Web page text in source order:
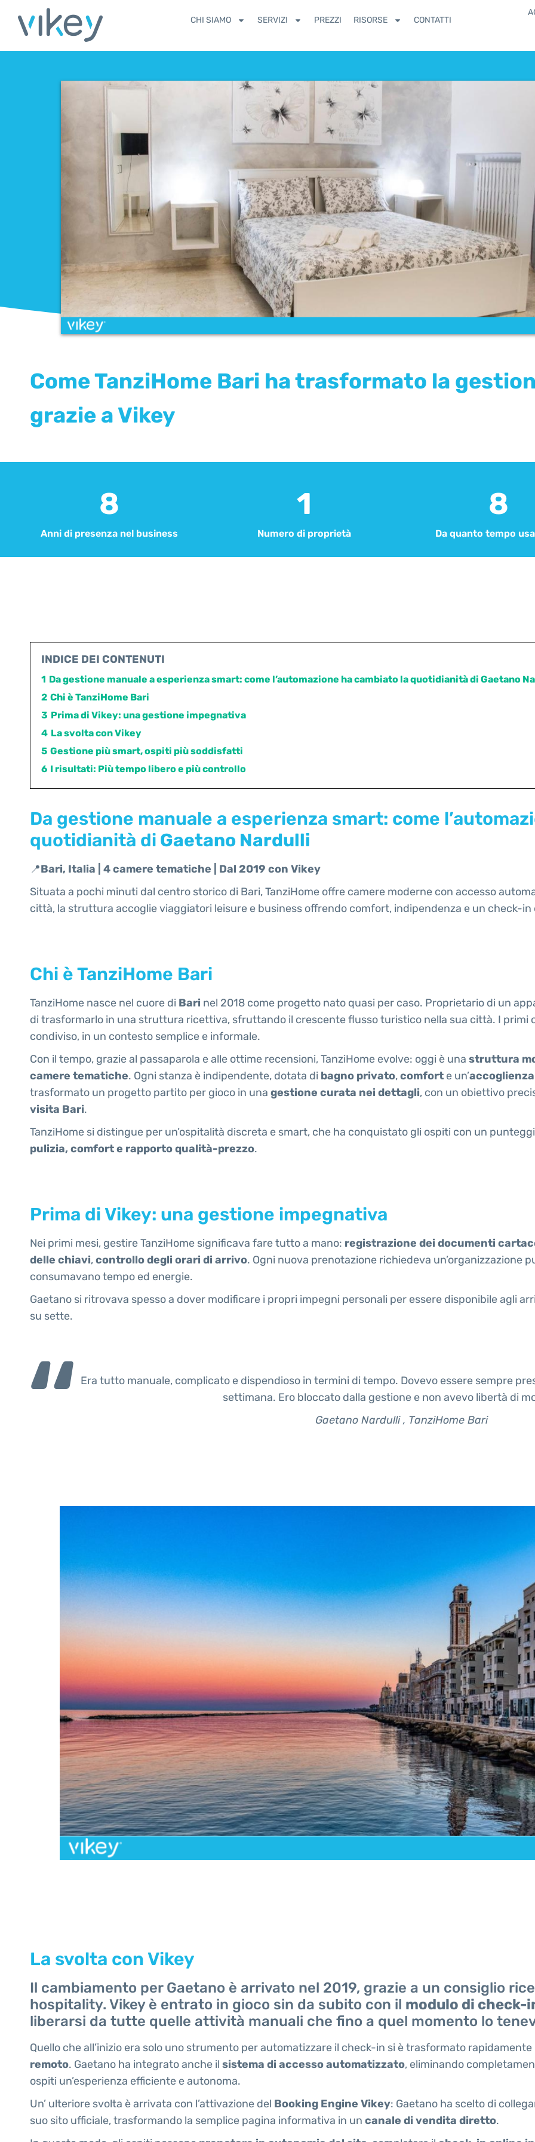
CHI SIAMO SERVIZI PREZZI RISORSE CONTATTI
Come TanziHome Bari ha trasformato la
grazie a Vikey
Anni di presenza nel business​
8
Numero di proprietà
1
Da quanto tempo
8
INDICE DEI CONTENUTI
1 Da gestione manuale a esperienza smart: come l’automazione ha cambiato la quotidianità di Gaetano
2 Chi è TanziHome Bari
3 Prima di Vikey: una gestione impegnativa
4 La svolta con Vikey
5 Gestione più smart, ospiti più soddisfatti
6 I risultati: Più tempo libero e più controllo
Da gestione manuale a esperienza smart: come
quotidianità di Gaetano Nardulli
📍Bari, Italia | 4 camere tematiche | Dal 2019 con Vikey
Situata a pochi minuti dal centro storico di Bari, TanziHome offre camere moderne con accesso
città, la struttura accoglie viaggiatori leisure e business offrendo comfort, indipendenza e un check-
Chi è TanziHome Bari
TanziHome nasce nel cuore di Bari nel 2018 come progetto nato quasi per caso. Proprietario di un
di trasformarlo in una struttura ricettiva, sfruttando il crescente flusso turistico nella sua città. I primi
condiviso, in un contesto semplice e informale.
Con il tempo, grazie al passaparola e alle ottime recensioni, TanziHome evolve: oggi è una struttura
camere tematiche. Ogni stanza è indipendente, dotata di bagno privato,comfort e un’
trasformato un progetto partito per gioco in una gestione curata nei dettagli, con un obiettivo
visita Bari.
TanziHome si distingue per un’ospitalità discreta e smart, che ha conquistato gli ospiti con un
pulizia, comfort e rapporto qualità-prezzo.
Prima di Vikey: una gestione impegnativa
Nei primi mesi, gestire TanziHome significava fare tutto a mano: registrazione dei documenti
delle chiavi,controllo degli orari di arrivo. Ogni nuova prenotazione richiedeva un’organizzazione
consumavano tempo ed energie.
Gaetano si ritrovava spesso a dover modificare i propri impegni personali per essere disponibile agli
su sette.
Era tutto manuale, complicato e dispendioso in termini di tempo. Dovevo essere sempre
settimana. Ero bloccato dalla gestione e non avevo libertà di
Gaetano Nardulli , TanziHome Bari
La svolta con Vikey
Il cambiamento per Gaetano è arrivato nel 2019, grazie a un consiglio
hospitality. Vikey è entrato in gioco sin da subito con il modulo di check-
liberarsi da tutte quelle attività manuali che fino a quel momento lo
Quello che all’inizio era solo uno strumento per automatizzare il check-in si è trasformato rapidamente
remoto. Gaetano ha integrato anche il sistema di accesso automatizzato, eliminando
ospiti un’esperienza efficiente e autonoma.
Un’ ulteriore svolta è arrivata con l’attivazione del Booking Engine Vikey: Gaetano ha scelto di
suo sito ufficiale, trasformando la semplice pagina informativa in un canale di vendita diretto.